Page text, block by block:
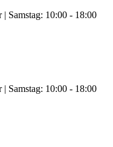
Samstag: 10:00 - 18:00
Samstag: 10:00 - 18:00